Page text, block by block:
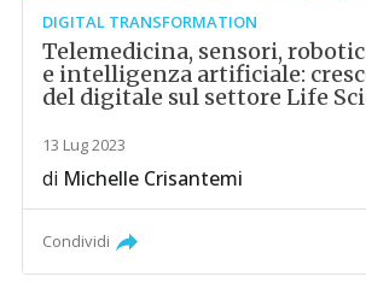
DIGITAL TRANSFORMATION
Telemedicina, sensori,
e intelligenza artificiale:
del digitale sul settore Life
13 Lug 2023
di Michelle Crisantemi
Condividi